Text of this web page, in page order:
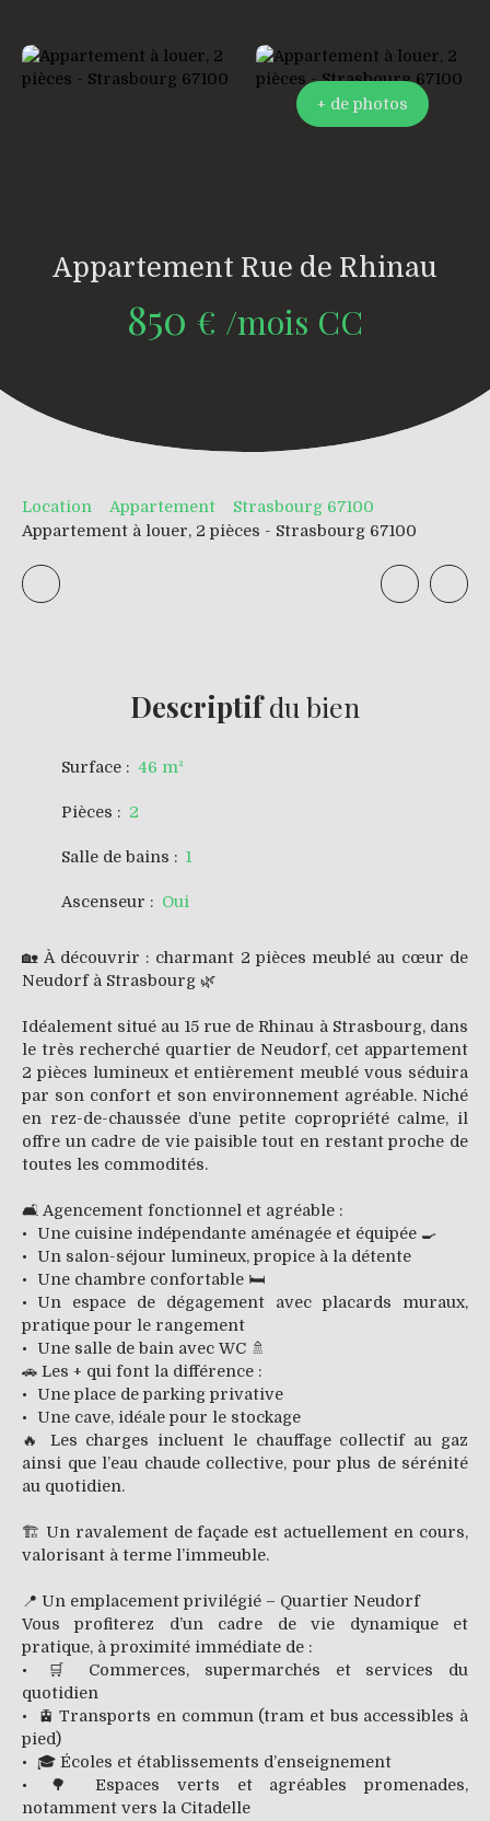
+ de photos
Appartement Rue de Rhinau
850 € /mois CC
Location Appartement
Strasbourg 67100
Appartement à louer, 2 pièces - Strasbourg 67100
Descriptifdu bien
Surface : 46 m²
Pièces : 2
Salle de bains : 1
Ascenseur : Oui
🏡 À découvrir : charmant 2 pièces meublé au cœur de
Neudorf à Strasbourg 🌿
Idéalement situé au 15 rue de Rhinau à Strasbourg, dans
le très recherché quartier de Neudorf, cet appartement
2 pièces lumineux et entièrement meublé vous séduira
par son confort et son environnement agréable. Niché
en rez-de-chaussée d’une petite copropriété calme, il
offre un cadre de vie paisible tout en restant proche de
toutes les commodités.
🛋️ Agencement fonctionnel et agréable :
Une cuisine indépendante aménagée et équipée 🍳
Un salon-séjour lumineux, propice à la détente
Une chambre confortable 🛏️
Un espace de dégagement avec placards muraux,
pratique pour le rangement
Une salle de bain avec WC 🚿
🚗 Les + qui font la différence :
Une place de parking privative
Une cave, idéale pour le stockage
🔥 Les charges incluent le chauffage collectif au gaz
ainsi que l’eau chaude collective, pour plus de sérénité
au quotidien.
🏗️ Un ravalement de façade est actuellement en cours,
valorisant à terme l’immeuble.
📍 Un emplacement privilégié – Quartier Neudorf
Vous profiterez d’un cadre de vie dynamique et
pratique, à proximité immédiate de :
🛒 Commerces, supermarchés et services du
quotidien
🚊 Transports en commun (tram et bus accessibles à
pied)
🎓 Écoles et établissements d’enseignement
🌳 Espaces verts et agréables promenades,
notamment vers la Citadelle